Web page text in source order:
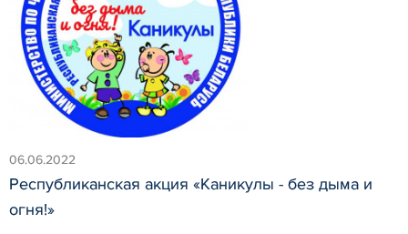
06.06.2022
Республиканская акция «Каникулы - без дыма и
огня!»